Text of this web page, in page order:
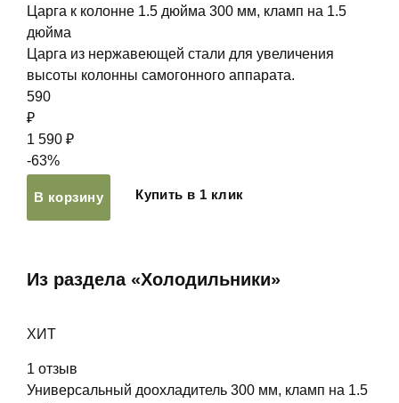
Царга к колонне 1.5 дюйма 300 мм, кламп на 1.5
дюйма
Царга из нержавеющей стали для увеличения
высоты колонны самогонного аппарата.
590
₽
1 590 ₽
-63%
В корзину Купить в 1 клик
Из раздела «Холодильники»
ХИТ
1 отзыв
Универсальный доохладитель 300 мм, кламп на 1.5